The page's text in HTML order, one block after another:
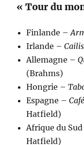
« Tour du
Finlande –
Irlande –
Allemagne –
(Brahms)
Hongrie –
Espagne –
Hatfield)
Afrique du
Hatfield)